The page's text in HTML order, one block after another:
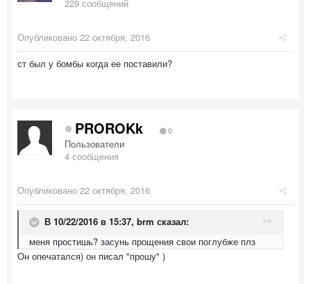
229 сообщений
Опубликовано 22 октября, 2016
ст был у бомбы когда ее поставили?
PROROKk 0
Пользователи
4 сообщения
Опубликовано 22 октября, 2016
В 10/22/2016 в 15:37, brm сказал:
меня простишь? засунь прощения свои поглубже плз
Он опечатался) он писал "прошу" )